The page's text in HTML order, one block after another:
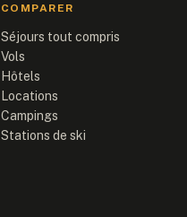
COMPARER
Séjours tout compris
Vols
Hôtels
Locations
Campings
Stations de ski